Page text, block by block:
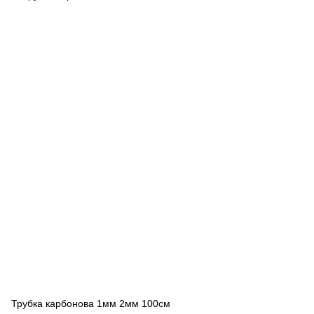
Трубка карбонова 1мм 2мм 100см